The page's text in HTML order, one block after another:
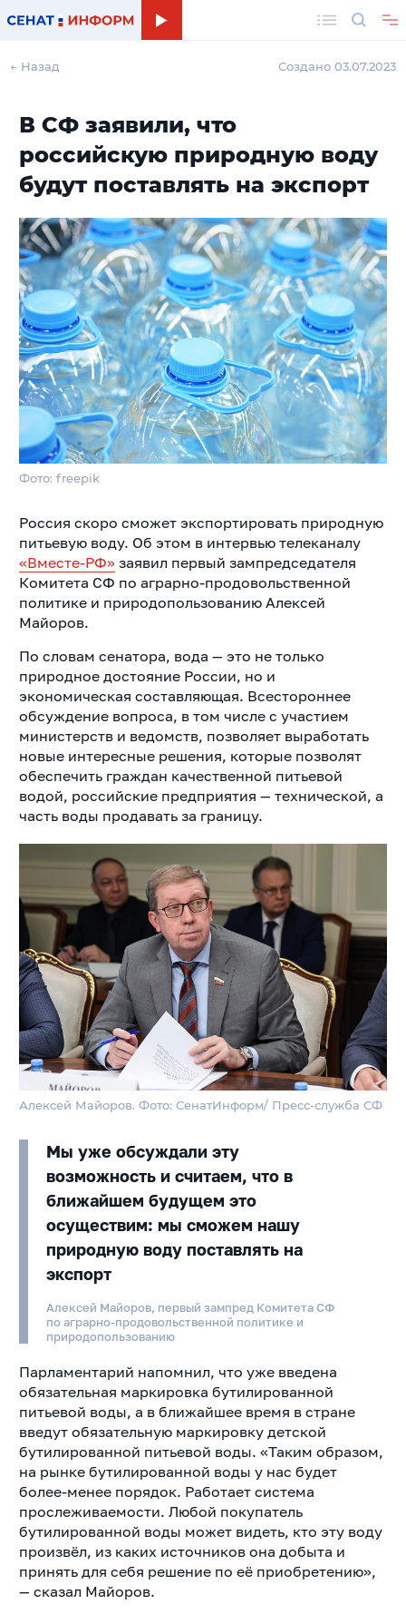
← Назад Создано 03.07.2023
В СФ заявили, что
российскую природную воду
будут поставлять на экспорт
Фото: freepik
Россия скоро сможет экспортировать природную
питьевую воду. Об этом в интервью телеканалу
«Вместе-РФ»заявил первый зампредседателя
Комитета СФ по аграрно-продовольственной
политике и природопользованию Алексей
Майоров.
По словам сенатора, вода — это не только
природное достояние России, но и
экономическая составляющая. Всестороннее
обсуждение вопроса, в том числе с участием
министерств и ведомств, позволяет выработать
новые интересные решения, которые позволят
обеспечить граждан качественной питьевой
водой, российские предприятия — технической, а
часть воды продавать за границу.
Алексей Майоров. Фото: СенатИнформ/ Пресс-служба СФ
Мы уже обсуждали эту
возможность и считаем, что в
ближайшем будущем это
осуществим: мы сможем нашу
природную воду поставлять на
экспорт
Алексей Майоров, первый зампред Комитета СФ
по аграрно-продовольственной политике и
природопользованию
Парламентарий напомнил, что уже введена
обязательная маркировка бутилированной
питьевой воды, а в ближайшее время в стране
введут обязательную маркировку детской
бутилированной питьевой воды. «Таким образом,
на рынке бутилированной воды у нас будет
более-менее порядок. Работает система
прослеживаемости. Любой покупатель
бутилированной воды может видеть, кто эту воду
произвёл, из каких источников она добыта и
принять для себя решение по её приобретению»,
— сказал Майоров.